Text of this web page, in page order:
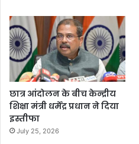
छात्र आंदोलन के बीच केन्द्रीय
शिक्षा मंत्री धर्मेंद्र प्रधान ने दिया
इस्तीफा
July 25, 2026